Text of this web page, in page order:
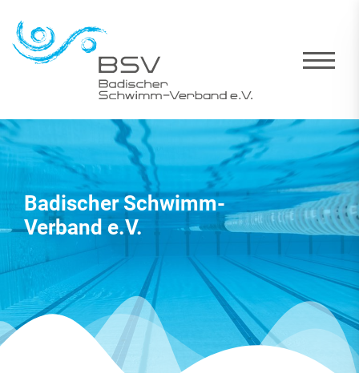
Badischer Schwimm-
Verband e.V.